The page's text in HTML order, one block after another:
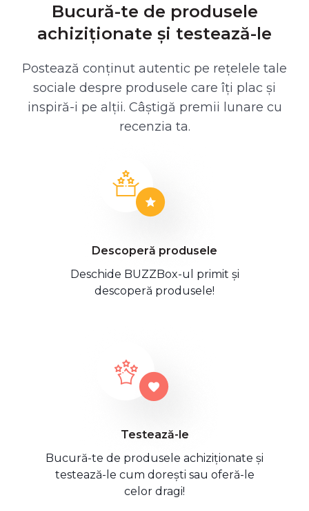
Bucură-te de produsele
achiziționate și testează-le
Postează conținut autentic pe rețelele tale
sociale despre produsele care îți plac și
inspiră-i pe alții. Câștigă premii lunare cu
recenzia ta.
Descoperă produsele
Deschide BUZZBox-ul primit și
descoperă produsele!
Testează-le
Bucură-te de produsele achiziționate și
testează-le cum dorești sau oferă-le
celor dragi!